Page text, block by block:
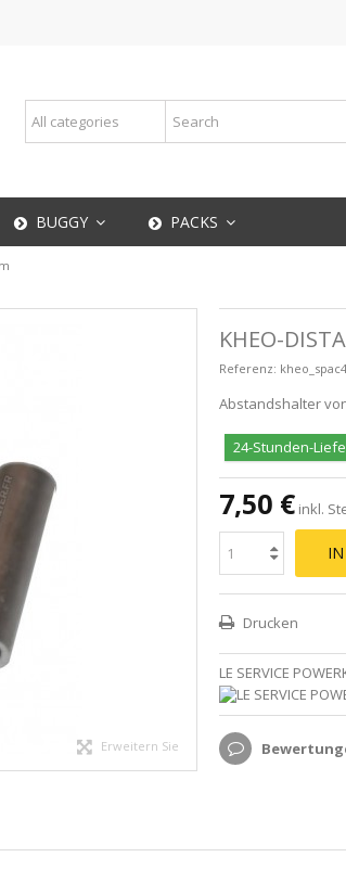
BUGGY PACKS
Erweitern Sie
KHEO-
Referenz:
Abstandshalter
24-Stunden-
7,50 € inkl.
Drucken
LE SERVICE